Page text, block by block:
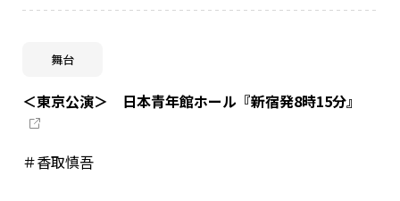
舞台
＜東京公演＞ 日本青年館ホール『新宿発8時15分』
＃香取慎吾